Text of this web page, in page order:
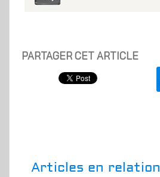
PARTAGER CET ARTICLE
Articles en relation